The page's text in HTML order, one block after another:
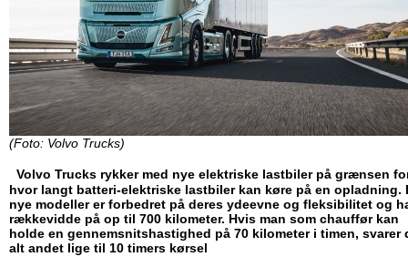
(Foto: Volvo Trucks)
Volvo Trucks rykker med nye elektriske lastbiler på grænsen
hvor langt batteri-elektriske lastbiler kan køre på en opladning.
nye modeller er forbedret på deres ydeevne og fleksibilitet og
rækkevidde på op til 700 kilometer. Hvis man som chauffør kan
holde en gennemsnitshastighed på 70 kilometer i timen, svarer
alt andet lige til 10 timers kørsel